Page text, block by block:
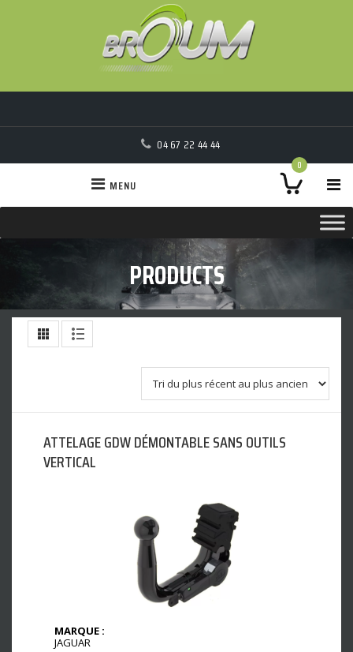
04 67 22 44 44
0
MENU
PRODUCTS
ATTELAGE GDW DÉMONTABLE SANS OUTILS
VERTICAL
MARQUE :
JAGUAR